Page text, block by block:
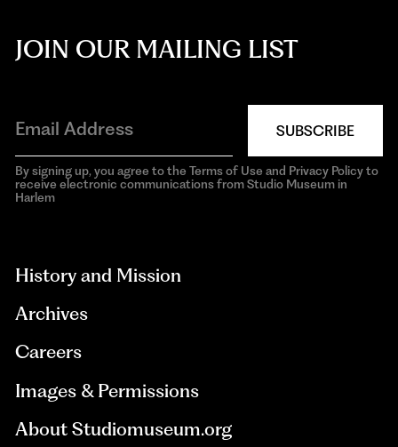
JOIN OUR MAILING LIST
SUBSCRIBE
By signing up, you agree to the Terms of Use and Privacy Policy to
receive electronic communications from Studio Museum in
Harlem
History and Mission
Archives
Careers
Images & Permissions
About Studiomuseum.org